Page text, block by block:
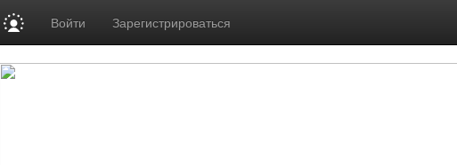
Войти Зарегистрироваться